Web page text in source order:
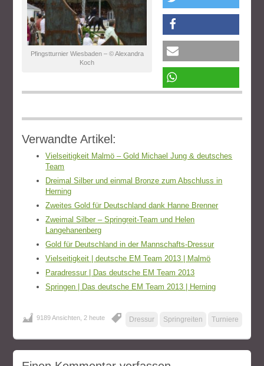
Pfingstturnier Wiesbaden – © Alexandra
Koch
twittern
teilen
e-mail
Verwandte Artikel:
Vielseitigkeit Malmö – Gold Michael Jung & deutsches
Team
Dreimal Silber und einmal Bronze zum Abschluss in
Herning
Zweites Gold für Deutschland dank Hanne Brenner
Zweimal Silber – Springreit-Team und Helen
Langehanenberg
Gold für Deutschland in der Mannschafts-Dressur
Vielseitigkeit | deutsche EM Team 2013 | Malmö
Paradressur | Das deutsche EM Team 2013
Springen | Das deutsche EM Team 2013 | Herning
Dressur Springreiten Turniere
9189 Ansichten, 2 heute